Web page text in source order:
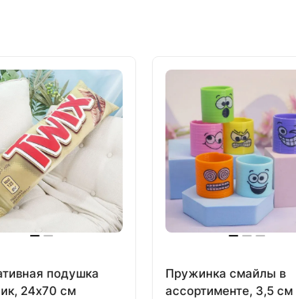
подушка
24х70 см
Пружинка смайлы в
ассортименте, 3,5 см